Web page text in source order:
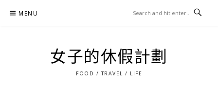
MENU
女子的休假計劃
FOOD / TRAVEL / LIFE